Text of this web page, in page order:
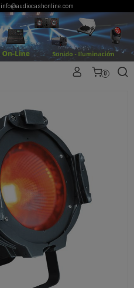
info@audiocashonline.com
0